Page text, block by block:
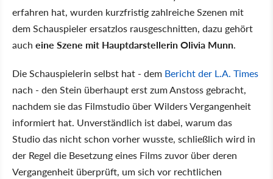
erfahren hat, wurden kurzfristig zahlreiche Szenen mit
dem Schauspieler ersatzlos rausgeschnitten, dazu gehört
auch eine Szene mit Hauptdarstellerin Olivia Munn.
Die Schauspielerin selbst hat - dem Bericht der L.A. Times
nach - den Stein überhaupt erst zum Anstoss gebracht,
nachdem sie das Filmstudio über Wilders Vergangenheit
informiert hat. Unverständlich ist dabei, warum das
Studio das nicht schon vorher wusste, schließlich wird in
der Regel die Besetzung eines Films zuvor über deren
Vergangenheit überprüft, um sich vor rechtlichen